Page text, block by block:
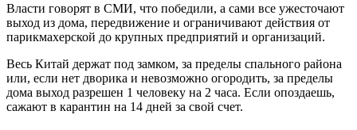
Власти говорят в СМИ, что победили, а сами все ужесточают
выход из дома, передвижение и ограничивают действия от
парикмахерской до крупных предприятий и организаций.
Весь Китай держат под замком, за пределы спального района
или, если нет дворика и невозможно огородить, за пределы
дома выход разрешен 1 человеку на 2 часа. Если опоздаешь,
сажают в карантин на 14 дней за свой счет.